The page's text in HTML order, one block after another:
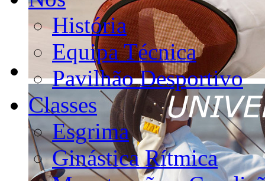
História
Equipa Técnica
Pavilhão Desportivo
Classes
Esgrima
Ginástica Rítmica